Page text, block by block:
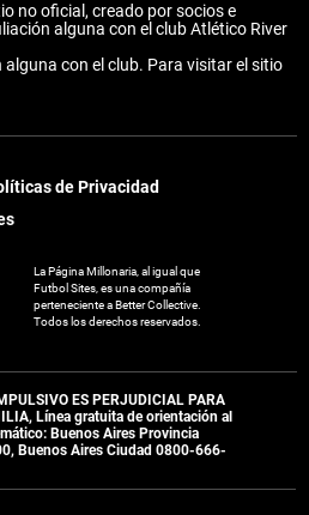
no oficial, creado por socios e
alguna con el club Atlético River
con el club. Para visitar el sitio
de Privacidad
La Página Millonaria, al igual que
Futbol Sites, es una compañía
perteneciente a Better Collective.
Todos los derechos reservados.
ES PERJUDICIAL PARA
Línea gratuita de orientación al
Buenos Aires Provincia
Buenos Aires Ciudad 0800-666-